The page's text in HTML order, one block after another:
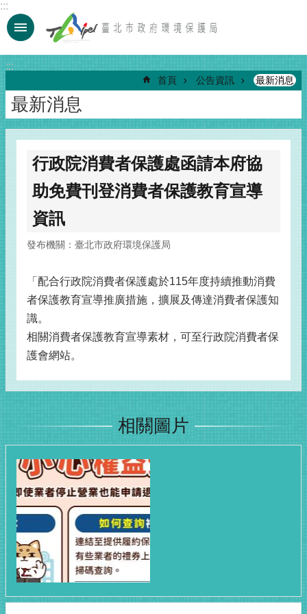
跳到主要內容區塊
:::
:::
首頁 公告資訊 最新消息
最新消息
行政院消費者保護處函請本府協
助免費刊登消費者保護教育宣導
資訊
發布機關：臺北市政府環境保護局
「配合行政院消費者保護處於115年度持續推動消費
者保護教育宣導推廣措施，擴展及傳達消費者保護知
識。
相關消費者保護教育宣導素材，可至行政院消費者保
護會網站。
相關圖片